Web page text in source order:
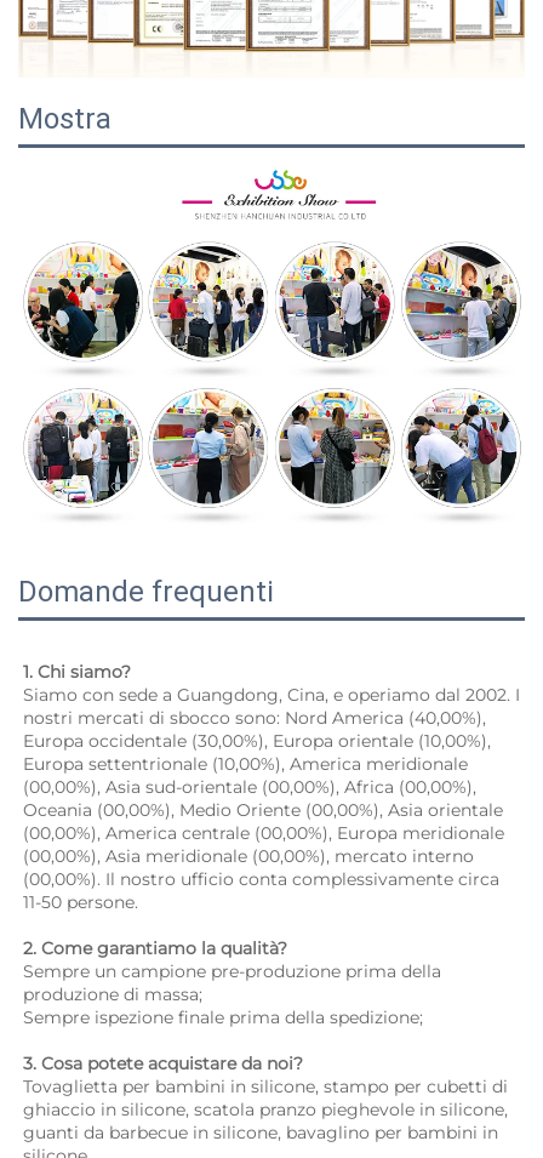
Mostra
Domande frequenti
1. Chi siamo?
Siamo con sede a Guangdong, Cina, e operiamo dal 2002. I
nostri mercati di sbocco sono: Nord America (40,00%),
Europa occidentale (30,00%), Europa orientale (10,00%),
Europa settentrionale (10,00%), America meridionale
(00,00%), Asia sud-orientale (00,00%), Africa (00,00%),
Oceania (00,00%), Medio Oriente (00,00%), Asia orientale
(00,00%), America centrale (00,00%), Europa meridionale
(00,00%), Asia meridionale (00,00%), mercato interno
(00,00%). Il nostro ufficio conta complessivamente circa
11-50 persone.
2. Come garantiamo la qualità?
Sempre un campione pre-produzione prima della
produzione di massa;
Sempre ispezione finale prima della spedizione;
3. Cosa potete acquistare da noi?
Tovaglietta per bambini in silicone, stampo per cubetti di
ghiaccio in silicone, scatola pranzo pieghevole in silicone,
guanti da barbecue in silicone, bavaglino per bambini in